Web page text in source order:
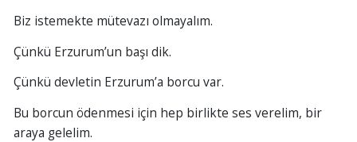
Biz istemekte mütevazı olmayalım.
Çünkü Erzurum’un başı dik.
Çünkü devletin Erzurum’a borcu var.
Bu borcun ödenmesi için hep birlikte ses verelim, bir
araya gelelim.